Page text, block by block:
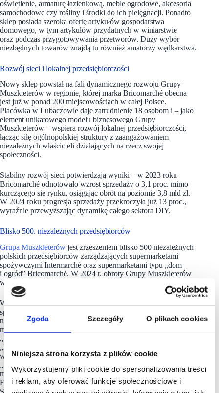
Zgoda Szczegóły O plikach cookies
Niniejsza strona korzysta z plików cookie
Wykorzystujemy pliki cookie do spersonalizowania treści
i reklam, aby oferować funkcje społecznościowe i
oświetlenie, armaturę łazienkową, meble ogrodowe, akcesoria
samochodowe czy rośliny i środki do ich pielęgnacji. Ponadto
sklep posiada szeroką ofertę artykułów gospodarstwa
domowego, w tym artykułów przydatnych w winiarstwie
oraz podczas przygotowywania przetworów. Duży wybór
niezbędnych towarów znajdą tu również amatorzy wędkarstwa.
Rozwój sieci i lokalnej przedsiębiorczości
Nowy sklep powstał na fali dynamicznego rozwoju Grupy
Muszkieterów w regionie, której marka Bricomarché obecna
jest już w ponad 200 miejscowościach w całej Polsce.
Placówka w Lubaczowie daje zatrudnienie 18 osobom i – jako
element unikatowego modelu biznesowego Grupy
Muszkieterów – wspiera rozwój lokalnej przedsiębiorczości,
łącząc siłę ogólnopolskiej struktury z zaangażowaniem
niezależnych właścicieli działających na rzecz swojej
społeczności.
Stabilny rozwój sieci potwierdzają wyniki – w 2023 roku
Bricomarché odnotowało wzrost sprzedaży o 3,1 proc. mimo
kurczącego się rynku, osiągając obrót na poziomie 3,8 mld zł.
W 2024 roku progresja sprzedaży przekroczyła już 13 proc.,
wyraźnie przewyższając dynamikę całego sektora DIY.
Blisko 500. niezależnych przedsiębiorców
Grupa Muszkieterów jest zrzeszeniem blisko 500 niezależnych
polskich przedsiębiorców zarządzających supermarketami
spożywczymi Intermarché oraz supermarketami typu „dom
i ogród” Bricomarché. W 2024 r. obroty Grupy Muszkieterów
wyniosły 10,93 mld złotych, rok wcześniej 10,3 mld zł.
Wyznaczaniem kierunków strategicznych obu sieci zajmuje się
spółka ITM Polska. Grupa Muszkieterów jest regularnie
nagradzana w licznych konkursach i rankingach,
m.in. w rankingu najlepszych polskich pracodawców tygodnika
„Wprost” (8. miejsce w 2024 r.), na Liście 2000 dziennika
„Rzeczpospolita”, czyli w zestawieniu największych firm
w Polsce (57. pozycja wg. danych za 2024 r.), w rankingu
„1000 największych firm w Polsce” „Gazety Finansowej” (48.
miejsce w 2024 r.) oraz w ramach konkursów TOP
Franczyzobiorca 2024 (Franchising.pl) i Franczyzowy